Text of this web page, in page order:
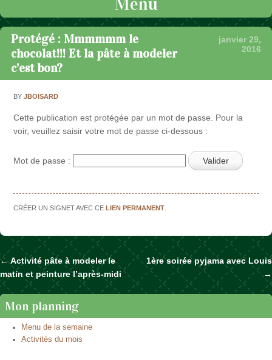
Menu
Passer au contenu
Protégé : Mmmmmm le
chocolat!!! Et la pâte à modeler
c’est bon?
janvier 29,
2016
BYJBOISARD
Cette publication est protégée par un mot de passe. Pour la
voir, veuillez saisir votre mot de passe ci-dessous :
Mot de passe :
CRÉER UN SIGNET AVEC CELIEN PERMANENT
Naviguer dans les articles
←Activité pâte à modeler le
matin et peinture l’après-midi
1ère soirée pyjama avec Louis
→
Mon planning
Menu de la semaine
Activités du mois